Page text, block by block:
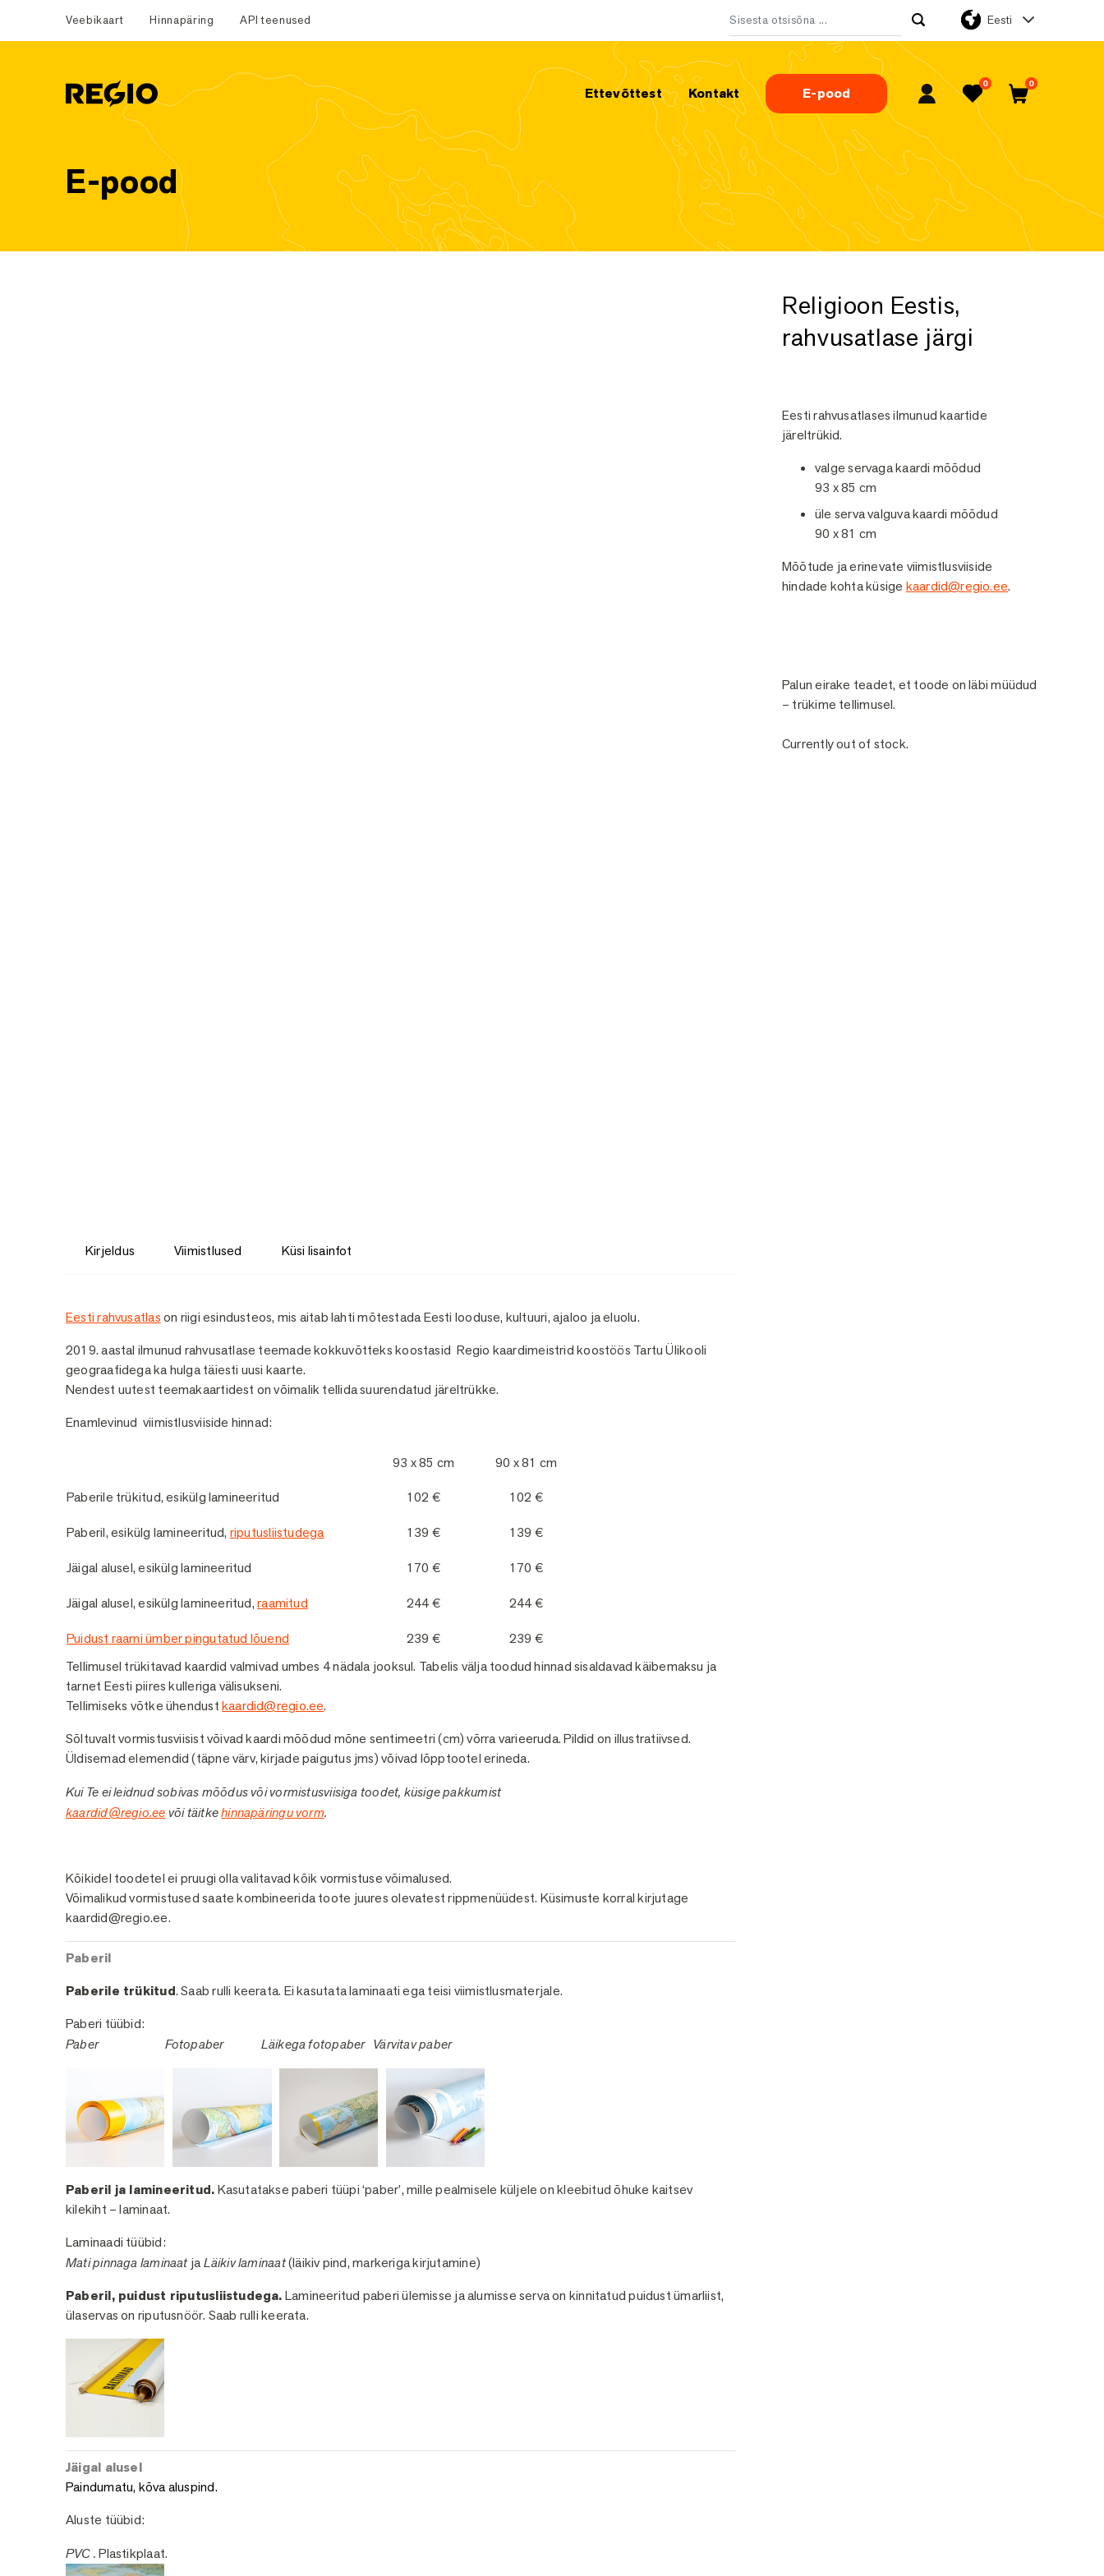
Veebikaart Hinnapäring API teenused
Otsi:
Eesti
Regio Ettevõttest Kontakt E-pood
Minu konto
Lemmikud
0 0
E-pood
Religioon Eestis,
rahvusatlase järgi
Eesti rahvusatlases ilmunud kaartide
järeltrükid.
valge servaga kaardi mõõdud
93 x 85 cm
üle serva valguva kaardi mõõdud
90 x 81 cm
Mõõtude ja erinevate viimistlusviiside
hindade kohta küsige kaardid@regio.ee.
Palun eirake teadet, et toode on läbi müüdud
– trükime tellimusel.
Currently out of stock.
Kirjeldus Viimistlused Küsi lisainfot
Kirjeldus
Eesti rahvusatlason riigi esindusteos, mis aitab lahti mõtestada Eesti looduse, kultuuri, ajaloo ja eluolu.
2019. aastal ilmunud rahvusatlase teemade kokkuvõtteks koostasid Regio kaardimeistrid koostöös Tartu Ülikooli
geograafidega ka hulga täiesti uusi kaarte.
Nendest uutest teemakaartidest on võimalik tellida suurendatud järeltrükke.
Enamlevinud viimistlusviiside hinnad:
93 x 85 cm
90 x 81 cm
Paberile trükitud, esikülg lamineeritud
102 € 102 €
Paberil, esikülg lamineeritud, riputusliistudega 139 € 139 €
Jäigal alusel, esikülg lamineeritud 170 € 170 €
Jäigal alusel, esikülg lamineeritud,raamitud 244 € 244 €
Puidust raami ümber pingutatud lõuend 239 €
239 €
Tellimusel trükitavad kaardid valmivad umbes 4 nädala jooksul. Tabelis välja toodud hinnad sisaldavad käibemaksu ja
tarnet Eesti piires kulleriga välisukseni.
Tellimiseks võtke ühendustkaardid@regio.ee.
Sõltuvalt vormistusviisist võivad kaardi mõõdud mõne sentimeetri (cm) võrra varieeruda. Pildid on illustratiivsed.
Üldisemad elemendid (täpne värv, kirjade paigutus jms) võivad lõpptootel erineda.
Kui Te ei leidnud sobivas mõõdus või vormistusviisiga toodet, küsige pakkumist
kaardid@regio.ee või täitkehinnapäringu vorm.
Viimistlused
Kõikidel toodetel ei pruugi olla valitavad kõik vormistuse võimalused.
Võimalikud vormistused saate kombineerida toote juures olevatest rippmenüüdest. Küsimuste korral kirjutage
kaardid@regio.ee.
Paberil
Paberile trükitud. Saab rulli keerata. Ei kasutata laminaati ega teisi viimistlusmaterjale.
Paberi tüübid:
Paber Fotopaber Läikega fotopaber Värvitav paber
Paberil ja lamineeritud.Kasutatakse paberi tüüpi ‘paber’, mille pealmisele küljele on kleebitud õhuke kaitsev
kilekiht – laminaat.
Laminaadi tüübid:
Mati pinnaga laminaat ja Läikiv laminaat(läikiv pind, markeriga kirjutamine)
Paberil, puidust riputusliistudega.Lamineeritud paberi ülemisse ja alumisse serva on kinnitatud puidust ümarliist,
ülaservas on riputusnöör. Saab rulli keerata.
Jäigal alusel
Paindumatu, kõva aluspind.
Aluste tüübid:
PVC .Plastikplaat.